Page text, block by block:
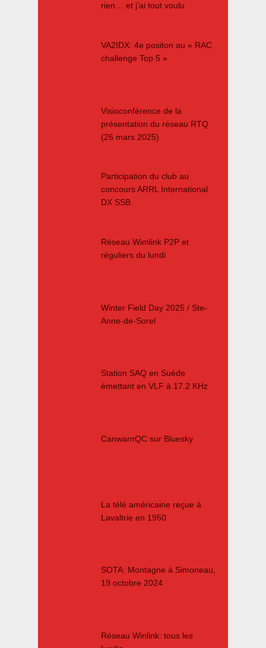
rien… et j’ai tout voulu
VA2IDX: 4e positon au « RAC
challenge Top 5 »
Visioconférence de la
présentation du réseau RTQ
(26 mars 2025)
Participation du club au
concours ARRL International
DX SSB
Réseau Wimlink P2P et
réguliers du lundi
Winter Field Day 2025 / Ste-
Anne-de-Sorel
Station SAQ en Suède
émettant en VLF à 17.2 KHz
CanwarnQC sur Bluesky
La télé américaine reçue à
Lavaltrie en 1950
SOTA: Montagne à Simoneau,
19 octobre 2024
Réseau Winlink: tous les